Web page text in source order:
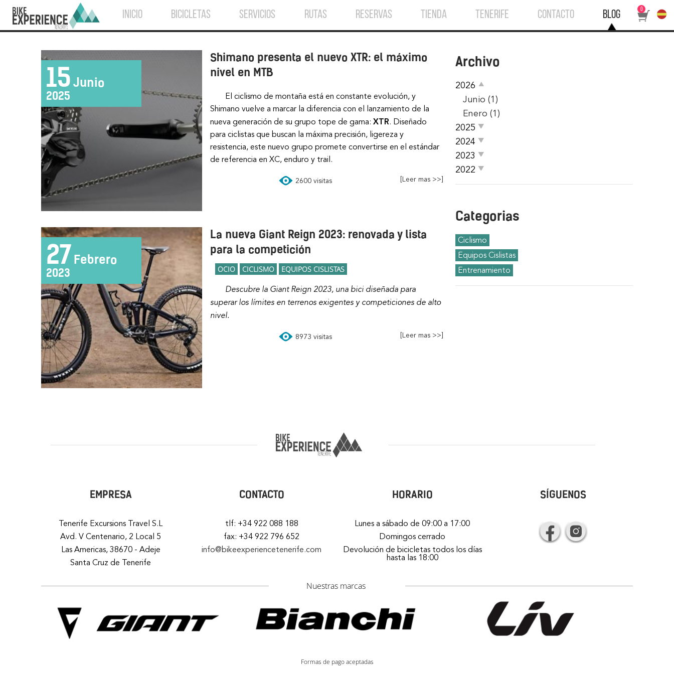
INICIO BICICLETAS SERVICIOS RUTAS RESERVAS TIENDA TENERIFE CONTACTO BLOG 0
15 Junio
2025
Shimano presenta el nuevo XTR: el máximo
nivel en MTB
El ciclismo de montaña está en constante evolución, y
Shimano vuelve a marcar la diferencia con el lanzamiento de la
nueva generación de su grupo tope de gama: XTR. Diseñado
para ciclistas que buscan la máxima precisión, ligereza y
resistencia, este nuevo grupo promete convertirse en el estándar
de referencia en XC, enduro y trail.
2600 visitas [Leer mas >>]
27 Febrero
2023
La nueva Giant Reign 2023: renovada y lista
para la competición
OCIO CICLISMO EQUIPOS CISLISTAS
Descubre la Giant Reign 2023, una bici diseñada para
superar los límites en terrenos exigentes y competiciones de alto
nivel.
8973 visitas [Leer mas >>]
Archivo
2026
Junio (1)
Enero (1)
2025
2024
2023
2022
Categorias
Ciclismo
Equipos Cislistas
Entrenamiento
EMPRESA
Tenerife Excursions Travel S.L
Avd. V Centenario, 2 Local 5
Las Americas, 38670 - Adeje
Santa Cruz de Tenerife
CONTACTO
tlf: +34 922 088 188
fax: +34 922 796 652
info@bikeexperiencetenerife.com
HORARIO
Lunes a sábado de 09:00 a 17:00
Domingos cerrado
Devolución de bicicletas todos los días
hasta las 18:00
SÍGUENOS
Nuestras marcas
Formas de pago aceptadas